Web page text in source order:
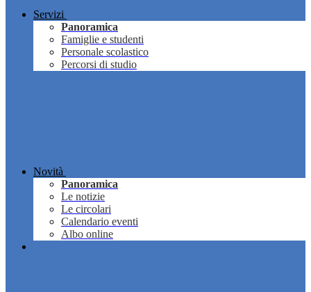
Servizi
Panoramica
Famiglie e studenti
Personale scolastico
Percorsi di studio
Novità
Panoramica
Le notizie
Le circolari
Calendario eventi
Albo online